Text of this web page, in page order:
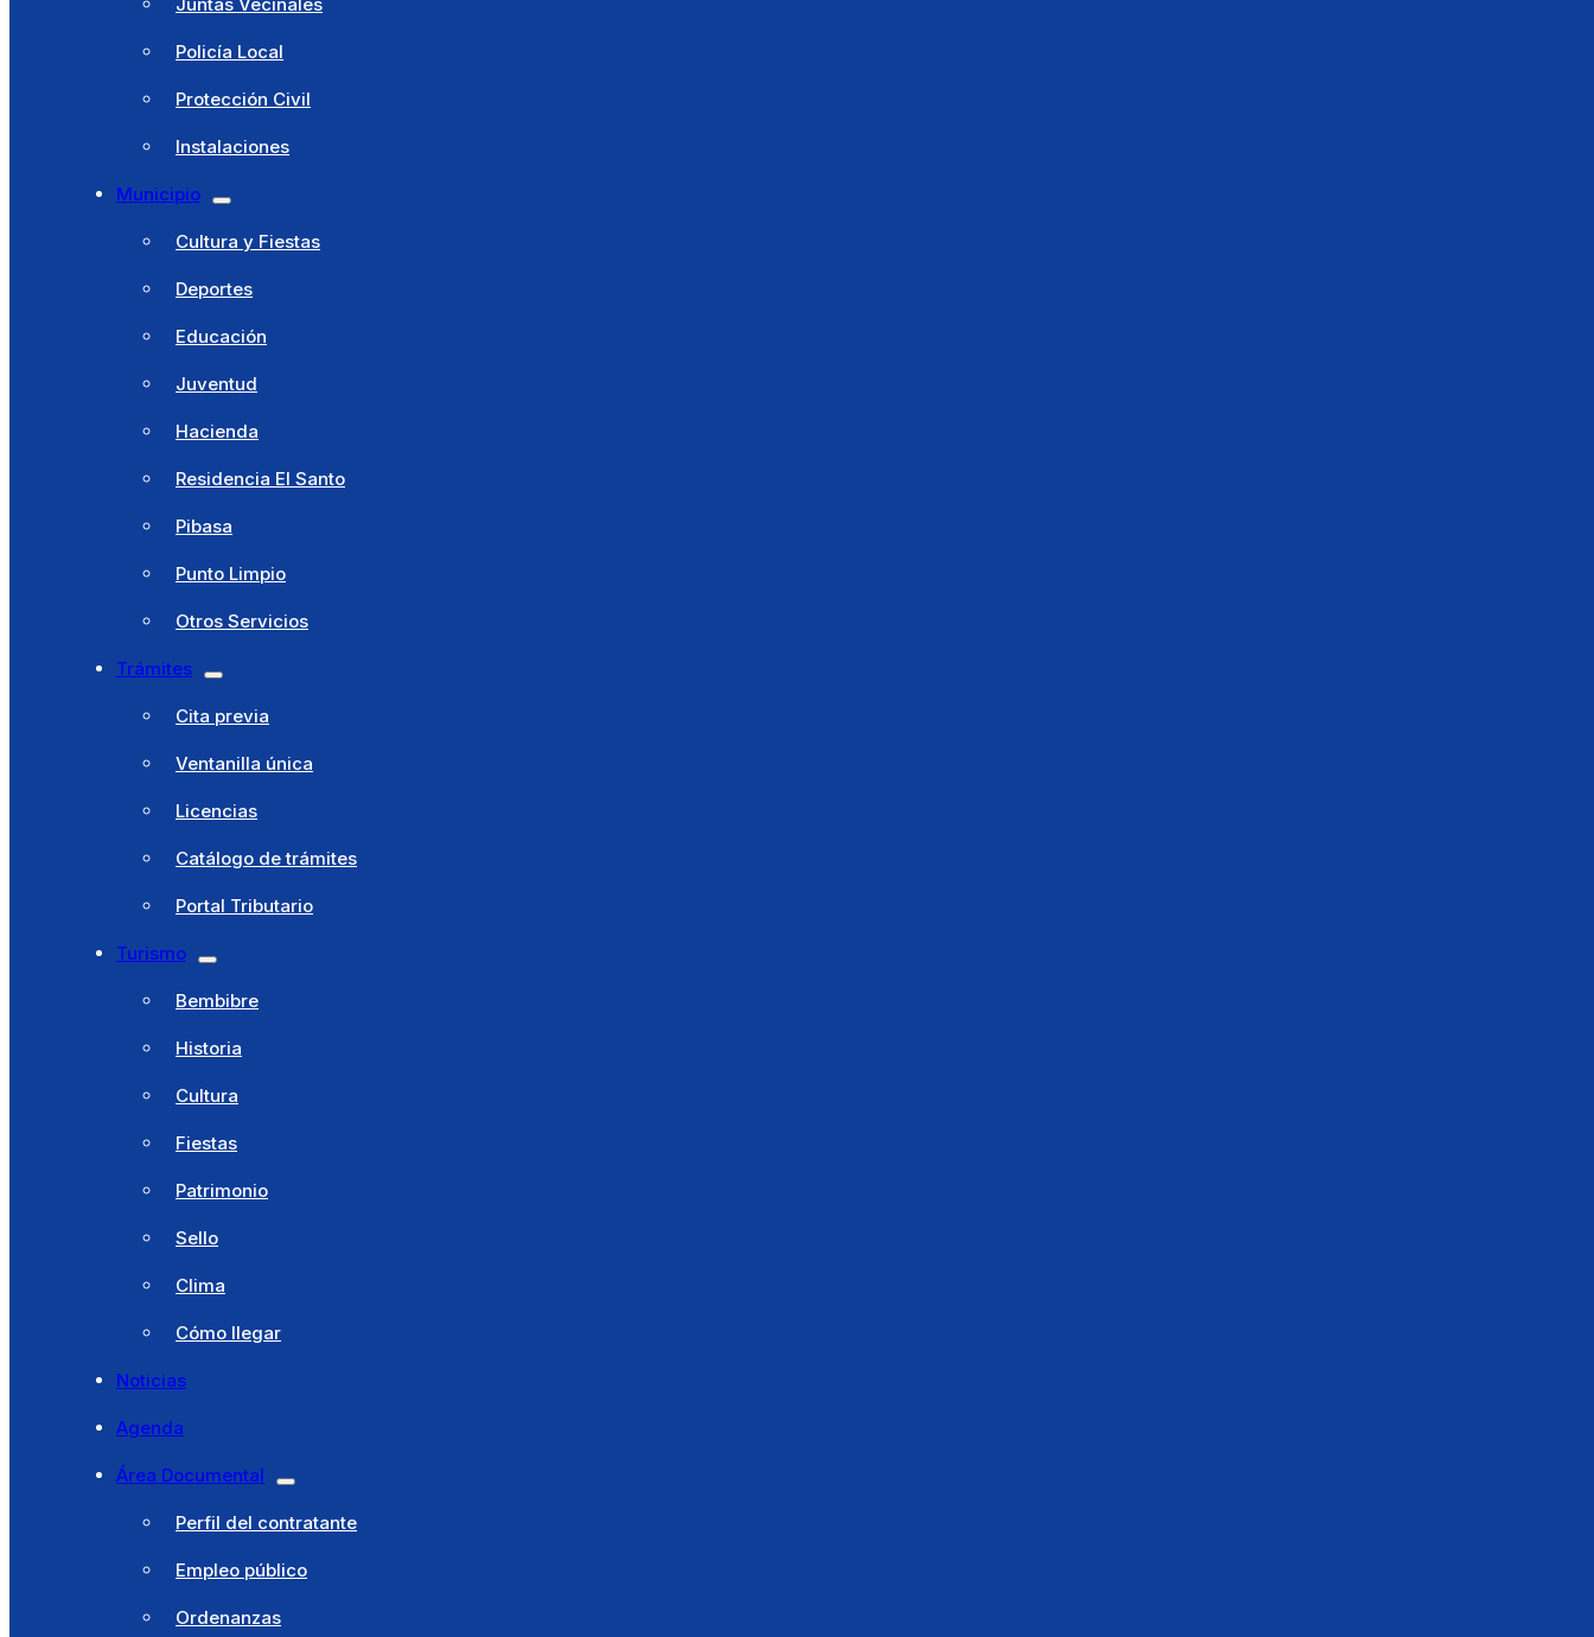
Policía Local
Protección Civil
Instalaciones
Municipio
Cultura y Fiestas
Deportes
Educación
Juventud
Hacienda
Residencia El Santo
Pibasa
Punto Limpio
Otros Servicios
Trámites
Cita previa
Ventanilla única
Licencias
Catálogo de trámites
Portal Tributario
Turismo
Bembibre
Historia
Cultura
Fiestas
Patrimonio
Sello
Clima
Cómo llegar
Noticias
Agenda
Área Documental
Perfil del contratante
Empleo público
Ordenanzas